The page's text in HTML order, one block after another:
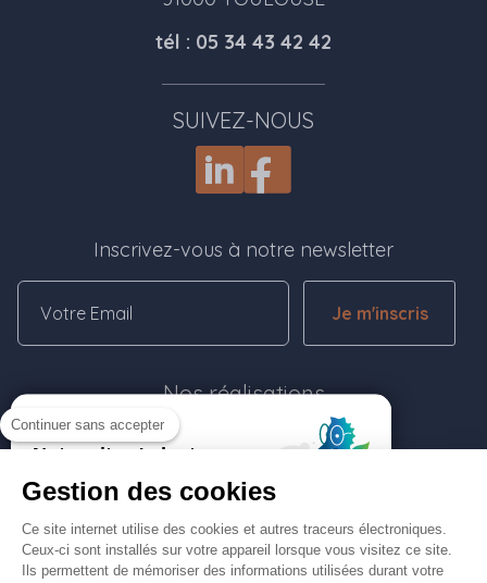
tél : 05 34 43 42 42
SUIVEZ-NOUS
Inscrivez-vous à notre newsletter
Je m'inscris
Nos réalisations
Rejoignez-nous
Contactez-nous
Continuer sans accepter
Gestion des cookies
Ce site internet utilise des cookies et autres traceurs électroniques.
Ceux-ci sont installés sur votre appareil lorsque vous visitez ce site.
Ils permettent de mémoriser des informations utilisées durant votre